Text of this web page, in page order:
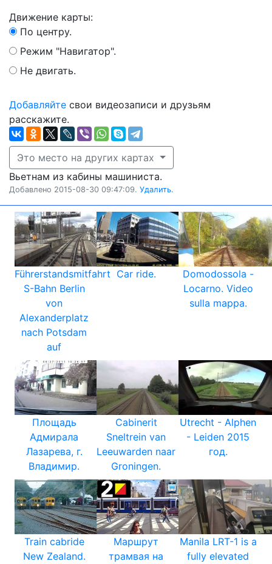
Движение карты:
По центру.
Режим "Навигатор".
Не двигать.
Добавляйте свои видеозаписи и друзьям
расскажите.
Это место на других картах
Вьетнам из кабины машиниста.
Добавлено 2015-08-30 09:47:09. Удалить.
Führerstandsmitfahrt
S-Bahn Berlin
von
Alexanderplatz
nach Potsdam
auf
Car ride.
Domodossola -
Locarno. Video
sulla mappa.
Площадь
Адмирала
Лазарева, г.
Владимир.
Cabinerit
Sneltrein van
Leeuwarden naar
Groningen.
Utrecht - Alphen
- Leiden 2015
год.
Train cabride
New Zealand.
Маршрут
трамвая на
Manila LRT-1 is a
fully elevated